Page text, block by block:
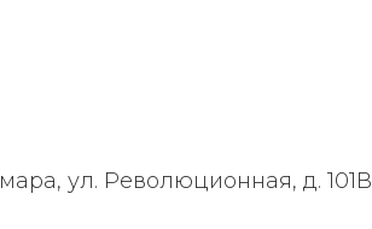
ул. Революционная, д. 101В